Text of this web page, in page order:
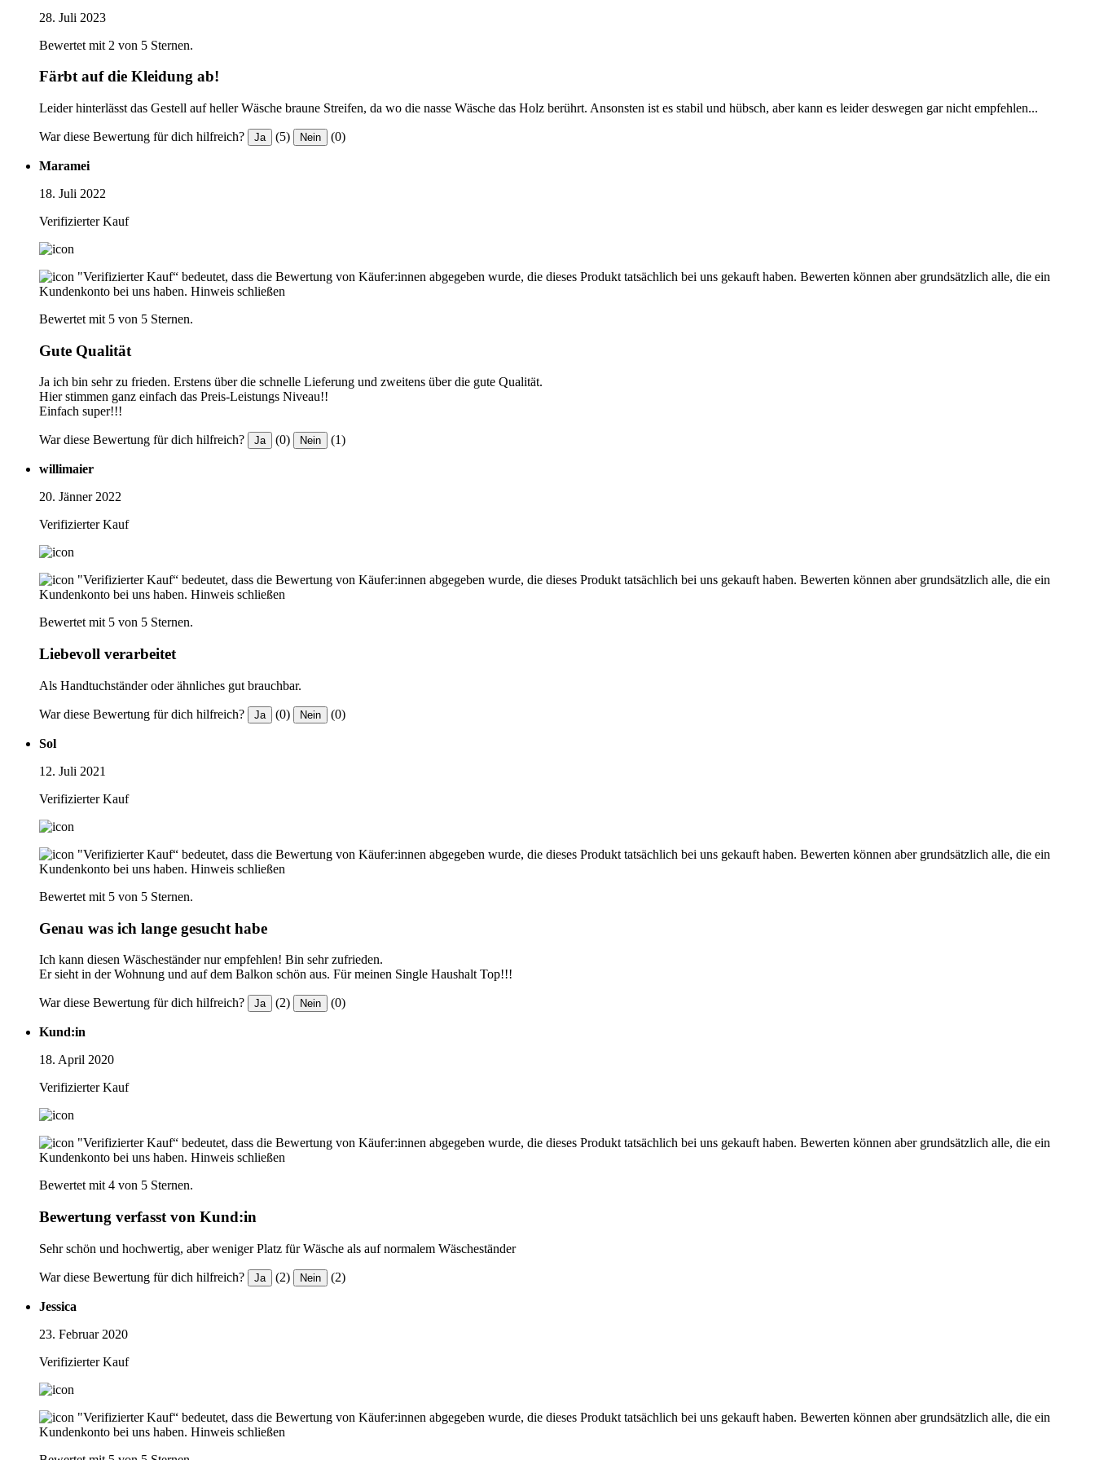
28. Juli 2023
Bewertet mit 2 von 5 Sternen.
Färbt auf die Kleidung ab!
Leider hinterlässt das Gestell auf heller Wäsche braune Streifen, da wo die nasse Wäsche das Holz berührt. Ansonsten ist es stabil und hübsch, aber kann es leider deswegen gar nicht empfehlen...
War diese Bewertung für dich hilfreich? Ja (5) Nein (0)
Maramei
18. Juli 2022
Verifizierter Kauf
"Verifizierter Kauf“ bedeutet, dass die Bewertung von Käufer:innen abgegeben wurde, die dieses Produkt tatsächlich bei uns gekauft haben. Bewerten können aber grundsätzlich alle, die ein
Kundenkonto bei uns haben. Hinweis schließen
Bewertet mit 5 von 5 Sternen.
Gute Qualität
Ja ich bin sehr zu frieden. Erstens über die schnelle Lieferung und zweitens über die gute Qualität.
Hier stimmen ganz einfach das Preis-Leistungs Niveau!!
Einfach super!!!
War diese Bewertung für dich hilfreich? Ja (0) Nein (1)
willimaier
20. Jänner 2022
Verifizierter Kauf
"Verifizierter Kauf“ bedeutet, dass die Bewertung von Käufer:innen abgegeben wurde, die dieses Produkt tatsächlich bei uns gekauft haben. Bewerten können aber grundsätzlich alle, die ein
Kundenkonto bei uns haben. Hinweis schließen
Bewertet mit 5 von 5 Sternen.
Liebevoll verarbeitet
Als Handtuchständer oder ähnliches gut brauchbar.
War diese Bewertung für dich hilfreich? Ja (0) Nein (0)
Sol
12. Juli 2021
Verifizierter Kauf
"Verifizierter Kauf“ bedeutet, dass die Bewertung von Käufer:innen abgegeben wurde, die dieses Produkt tatsächlich bei uns gekauft haben. Bewerten können aber grundsätzlich alle, die ein
Kundenkonto bei uns haben. Hinweis schließen
Bewertet mit 5 von 5 Sternen.
Genau was ich lange gesucht habe
Ich kann diesen Wäscheständer nur empfehlen! Bin sehr zufrieden.
Er sieht in der Wohnung und auf dem Balkon schön aus. Für meinen Single Haushalt Top!!!
War diese Bewertung für dich hilfreich? Ja (2) Nein (0)
Kund:in
18. April 2020
Verifizierter Kauf
"Verifizierter Kauf“ bedeutet, dass die Bewertung von Käufer:innen abgegeben wurde, die dieses Produkt tatsächlich bei uns gekauft haben. Bewerten können aber grundsätzlich alle, die ein
Kundenkonto bei uns haben. Hinweis schließen
Bewertet mit 4 von 5 Sternen.
Bewertung verfasst von Kund:in
Sehr schön und hochwertig, aber weniger Platz für Wäsche als auf normalem Wäscheständer
War diese Bewertung für dich hilfreich? Ja (2) Nein (2)
Jessica
23. Februar 2020
Verifizierter Kauf
"Verifizierter Kauf“ bedeutet, dass die Bewertung von Käufer:innen abgegeben wurde, die dieses Produkt tatsächlich bei uns gekauft haben. Bewerten können aber grundsätzlich alle, die ein
Kundenkonto bei uns haben. Hinweis schließen